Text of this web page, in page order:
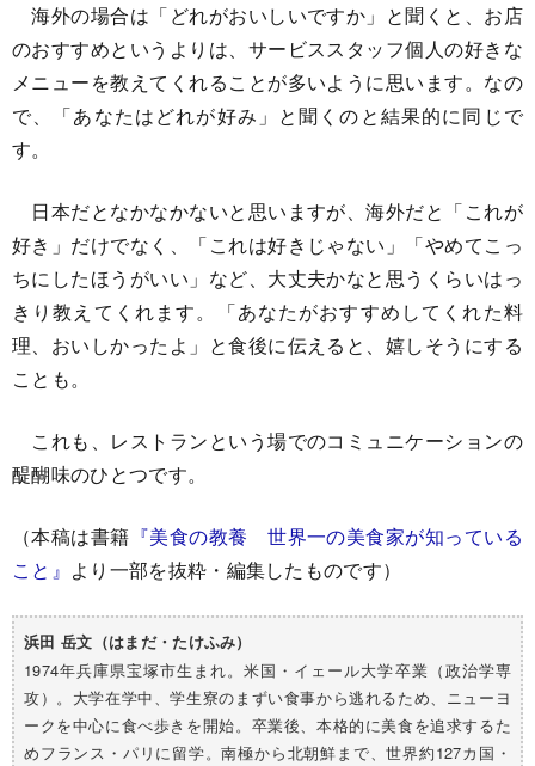
海外の場合は「どれがおいしいですか」と聞くと、お店
のおすすめというよりは、サービススタッフ個人の好きな
メニューを教えてくれることが多いように思います。なの
で、「あなたはどれが好み」と聞くのと結果的に同じで
す。
日本だとなかなかないと思いますが、海外だと「これが
好き」だけでなく、「これは好きじゃない」「やめてこっ
ちにしたほうがいい」など、大丈夫かなと思うくらいはっ
きり教えてくれます。「あなたがおすすめしてくれた料
理、おいしかったよ」と食後に伝えると、嬉しそうにする
ことも。
これも、レストランという場でのコミュニケーションの
醍醐味のひとつです。
（本稿は書籍 『美食の教養 世界一の美食家が知っている
こと』 より一部を抜粋・編集したものです）
浜田 岳文 （はまだ・たけふみ）
1974年兵庫県宝塚市生まれ。米国・イェール大学卒業（政治学専
攻）。大学在学中、学生寮のまずい食事から逃れるため、ニューヨ
ークを中心に食べ歩きを開始。卒業後、本格的に美食を追求するた
めフランス・パリに留学。南極から北朝鮮まで、世界約127カ国・